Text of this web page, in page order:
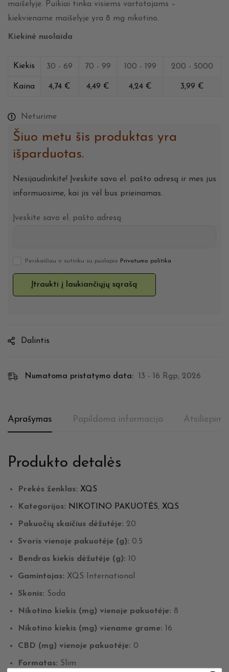
maišelyje. Puikiai tinka visiems vartotojams –
kiekviename maišelyje yra 8 mg nikotino.
Kiekinė nuolaida
Kiekis 30 - 69 70 - 99 100 - 199 200 - 5000
Kaina 4,74 € 4,49 € 4,24 € 3,99 €
Neturime
Šiuo metu šis produktas yra
išparduotas.
Nesijaudinkite! Įveskite savo el. pašto adresą ir mes jus
informuosime, kai jis vėl bus prieinamas.
Įveskite savo el. pašto adresą
Perskaičiau ir sutinku su puslapio Privatumo politika
Dalintis
Numatoma pristatymo data: 13 - 16 Rgp, 2026
Aprašymas Papildoma informacija
Produkto detalės
Prekės ženklas: XQS
Kategorijos: NIKOTINO PAKUOTĖS, XQS
Pakuočių skaičius dėžutėje: 20
Svoris vienoje pakuotėje (g): 0.5
Bendras kiekis dėžutėje (g): 10
Gamintojas: XQS International
Skonis: Soda
Nikotino kiekis (mg) vienoje pakuotėje: 8
Nikotino kiekis (mg) viename grame: 16
CBD (mg) vienoje pakuotėje: 0
Formatas: Slim